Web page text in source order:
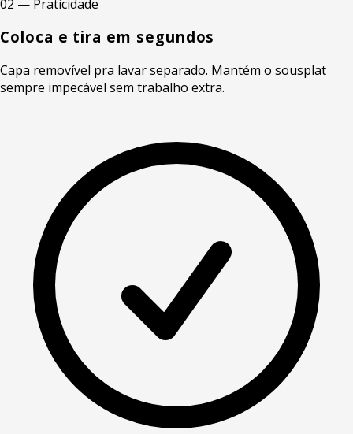
02 — Praticidade
Coloca e tira em segundos
Capa removível pra lavar separado. Mantém o sousplat
sempre impecável sem trabalho extra.